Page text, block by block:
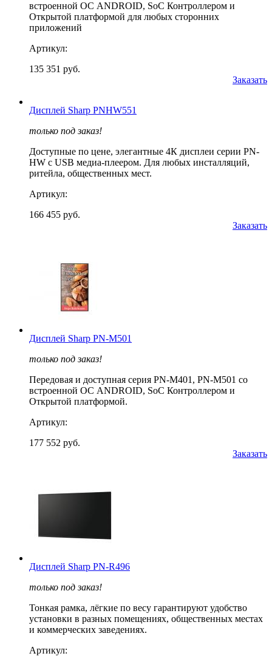
встроенной ОС ANDROID, SoC Контроллером и
Открытой платформой для любых сторонних
приложений
Артикул:
135 351 руб.
Заказать
Дисплей Sharp PNHW551
только под заказ!
Доступные по цене, элегантные 4К дисплеи серии PN-
HW с USB медиа-плеером. Для любых инсталляций,
ритейла, общественных мест.
Артикул:
166 455 руб.
Заказать
Дисплей Sharp PN-M501
только под заказ!
Передовая и доступная серия PN-M401, PN-M501 со
встроенной ОС ANDROID, SoC Контроллером и
Открытой платформой.
Артикул:
177 552 руб.
Заказать
Дисплей Sharp PN-R496
только под заказ!
Тонкая рамка, лёгкие по весу гарантируют удобство
установки в разных помещениях, общественных местах
и коммерческих заведениях.
Артикул: